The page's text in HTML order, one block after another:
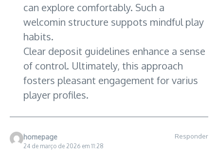
can explore comfortably. Such a
welcomin structure suppots mindful play
habits.
Clear deposit guidelines enhance a sense
of control. Ultimately, this approach
fosters pleasant engagement for varius
player profiles.
homepage
24 de março de 2026 em 11:28
Responder